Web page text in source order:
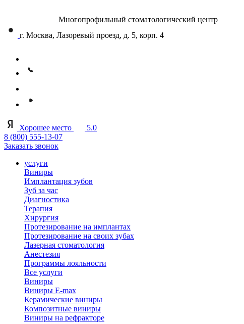
Многопрофильный стоматологический центр
г. Москва, Лазоревый проезд, д. 5, корп. 4
Хорошее место
5.0
8 (800) 555-13-07
Заказать звонок
услуги
Виниры
Имплантация зубов
Зуб за час
Диагностика
Терапия
Хирургия
Протезирование на имплантах
Протезирование на своих зубах
Лазерная стоматология
Анестезия
Программы лояльности
Все услуги
Виниры
Виниры E-max
Керамические виниры
Композитные виниры
Виниры на рефракторе